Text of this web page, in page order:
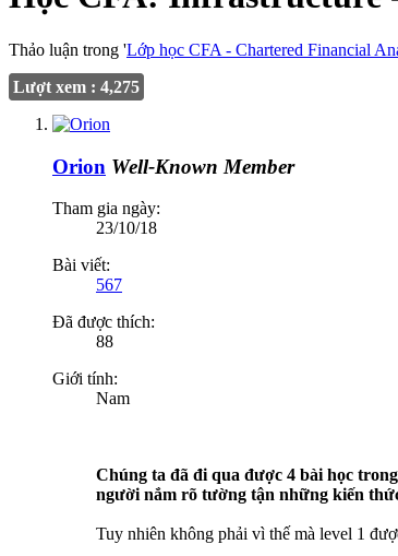
Thảo luận trong 'Lớp học CFA - Chartered Financial
Lượt xem : 4,275
Orion Well-Known Member
Tham gia ngày:
23/10/18
Bài viết:
567
Đã được thích:
88
Giới tính:
Nam
Chúng ta đã đi qua được 4 bài học
người nắm rõ tường tận những kiến
Tuy nhiên không phải vì thế mà level 1